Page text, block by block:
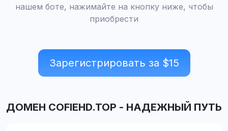
нашем боте, нажимайте на кнопку ниже, чтобы
приобрести
Зарегистрировать за $15
ДОМЕН COFIEHD.TOP - НАДЕЖНЫЙ ПУТЬ